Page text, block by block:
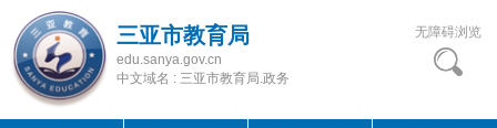
三亚市教育局
edu.sanya.gov.cn
中文域名 : 三亚市教育局.政务
无障碍浏览